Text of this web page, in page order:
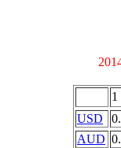
1
USD
AUD